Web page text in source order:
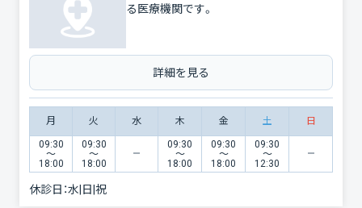
る医療機関です。
詳細を見る
月 火 水 木 金 土 日
09:30
〜
18:00
09:30
〜
18:00
09:30
〜
18:00
09:30
〜
18:00
09:30
〜
12:30
休診日：水|日|祝